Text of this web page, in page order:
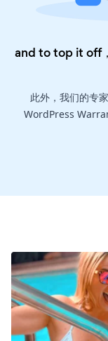
and to top it off
此外，我们的专
WordPress